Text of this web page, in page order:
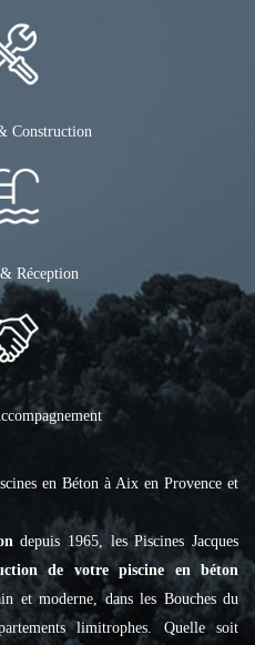
Construction
Réception
en Béton à Aix en Provence et
depuis 1965, les Piscines Jacques
de votre piscine en béton
et moderne, dans les Bouches du
limitrophes. Quelle soit